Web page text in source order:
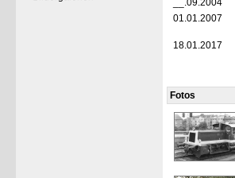
__.09.2004
01.01.2007
18.01.2017
Fotos